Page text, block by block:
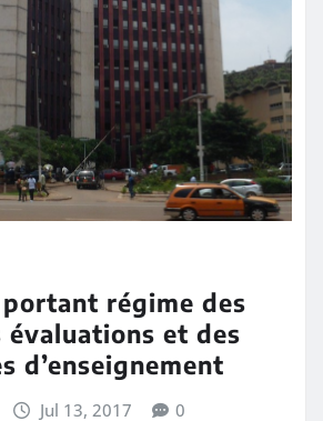
régime des
évaluations et des
d’enseignement
Jul 13, 2017 0